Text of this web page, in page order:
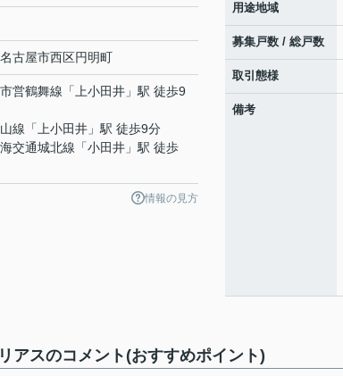
名古屋市西区円明町
営鶴舞線 「 上小田井 」駅 徒歩9
線 「 上小田井 」駅 徒歩9分
海交通城北線 「小田井 」駅 徒歩
情報の見方
用途地域
募集戸数 / 総戸数
取引態様
備考
アスのコメント(おすすめポイント)